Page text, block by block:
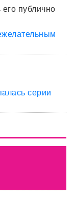
публично
серии